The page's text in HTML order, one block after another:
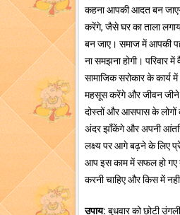
कहना आपकी आदत बन
करेंगे, जैसे घर का ताला
बन जाए। समाज में आपकी
ना समझना होगी।
सामाजिक सरोकार के
महसूस करेंगे और जीवन जीने
दोस्तों और आसपास के
अंदर झाँकेंगे और अपनी
लक्ष्य पर आगे बढ़ने के लिए
आप इस काम में सफल हो गए
करनी चाहिए और किस में
उपाय: बुधवार को छोटी